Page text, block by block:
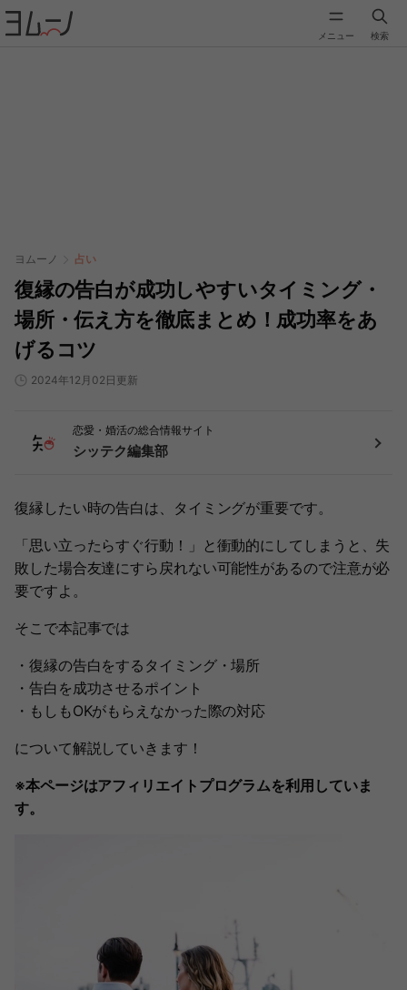
メニュー 検索
ヨムーノ 占い
復縁の告白が成功しやすいタイミング・
場所・伝え方を徹底まとめ！成功率をあ
げるコツ
2024年12月02日更新
恋愛・婚活の総合情報サイト
シッテク編集部
復縁したい時の告白は、タイミングが重要です。
「思い立ったらすぐ行動！」と衝動的にしてしまうと、失
敗した場合友達にすら戻れない可能性があるので注意が必
要ですよ。
そこで本記事では
・復縁の告白をするタイミング・場所
・告白を成功させるポイント
・もしもOKがもらえなかった際の対応
について解説していきます！
※本ページはアフィリエイトプログラムを利用していま
す。